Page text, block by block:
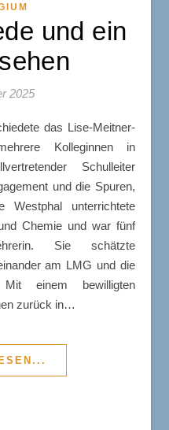
und ein
2025
Kolleginnen in
Schulleiter
und die Spuren,
Westphal unterrichtete
Chemie und war fünf
Sie schätzte
am LMG und die
Mit einem bewilligten
zurück in…